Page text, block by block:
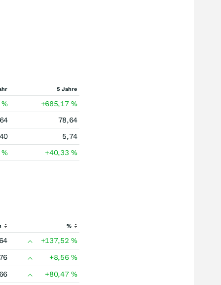
5 Jahre
% +685,17%
78,64
5,74
% +40,33%
%
+137,52%
+8,56%
+80,47%